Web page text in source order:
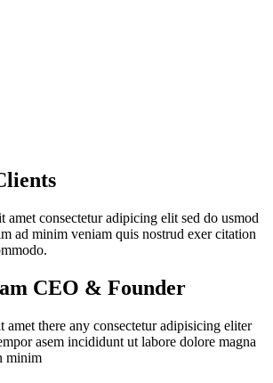
amet consectetur adipicing elit sed do usmod
ad minim veniam quis nostrud exer citation
CEO & Founder
amet there any consectetur adipisicing eliter
asem incididunt ut labore dolore magna
minim